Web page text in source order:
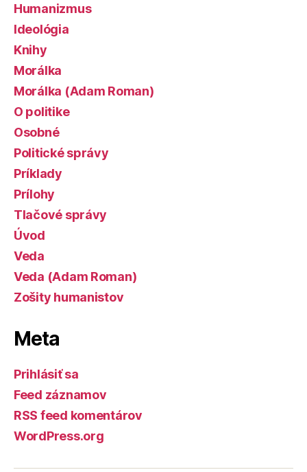
Humanizmus
Ideológia
Knihy
Morálka
Morálka (Adam Roman)
O politike
Osobné
Politické správy
Príklady
Prílohy
Tlačové správy
Úvod
Veda
Veda (Adam Roman)
Zošity humanistov
Meta
Prihlásiť sa
Feed záznamov
RSS feed komentárov
WordPress.org